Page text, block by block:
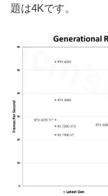
題は4Kです。